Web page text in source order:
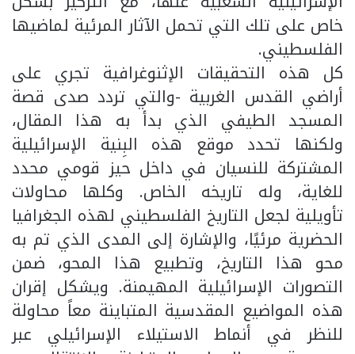
خاص على تلك التي تحمل الآثار المرئية لماضيها
الفلسطيني.
كل هذه التحقيقات الإثنوغرافية تجري على
أراضي القدس الغربية -والتي تردد صدى قصة
المسجد الطيفي الذي بدأ به هذا المقال،
ولكنها تحدد موقع هذه البِنية الإسرائيلية
المشتركة للنسيان في داخل حيز قومي محدد
للغاية، وله تاريخه الخاص. وكلها محاولات
تأويلية لجعل التاريخ الفلسطيني لهذه الجغرافيا
الحضرية مرئيًا، والإشارة إلى المدى الذي تم به
محو هذا التاريخ، وتطبيع هذا المحو، ضمن
التصورات الإسرائيلية المهيمنة. ويشكل إقران
هذه المواضيع المقدسية المتباينة معاً محاولة
للنظر في أنماط الاستيلاء الإسرائيلي عبر